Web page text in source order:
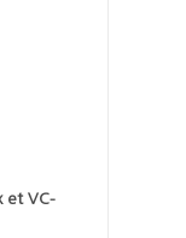
et VC-